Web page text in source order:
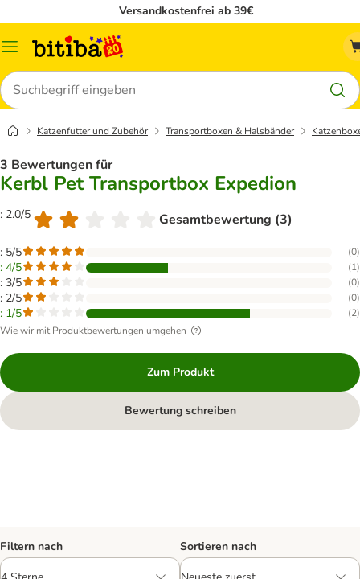
Versandkostenfrei ab 39€
Menü
Suchen
Katzenfutter und Zubehör Transportboxen & Halsbänder
3 Bewertungen für
Kerbl Pet Transportbox Expedion
: 2.0/5 Gesamtbewertung (3)
: 5/5 (0)
: 4/5 (1)
: 3/5 (0)
: 2/5 (0)
: 1/5 (2)
Wie wir mit Produktbewertungen umgehen
Zum Produkt
Bewertung schreiben
Filtern nach Sortieren nach